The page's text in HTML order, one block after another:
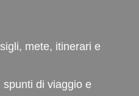
mete, itinerari e
di viaggio e